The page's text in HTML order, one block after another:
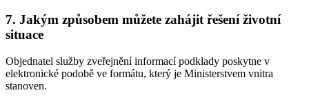
7. Jakým způsobem můžete zahájit řešení životní
situace
Objednatel služby zveřejnění informací podklady poskytne v
elektronické podobě ve formátu, který je Ministerstvem vnitra
stanoven.